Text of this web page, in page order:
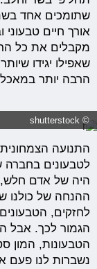
שתומכים אחד
אורך חיים
מקבלים את כל
שאפילו יגידו
הרבה יותר
© shutterstock
התנועה
לטבעונים בחברה
היה של אדם חלש,
ההנחה של כולנו
לחזקים,
הגמור לכך. אבל
הטבעונות, המון
נשברות לנו פעם